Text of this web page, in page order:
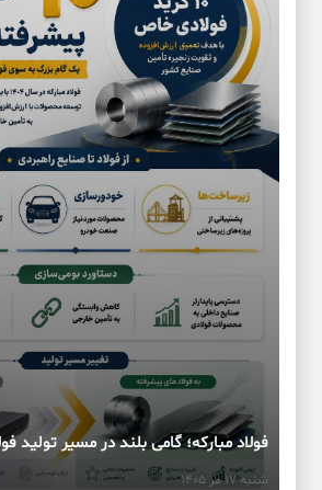
فولاد مبارکه؛ گامی بلند در مسیر تولید
شنبه 17 مر 1405